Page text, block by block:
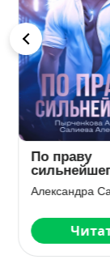
По праву
Александра